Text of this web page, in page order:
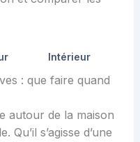
Intérieur
: que faire quand
autour de la maison
Qu’il s’agisse d’une